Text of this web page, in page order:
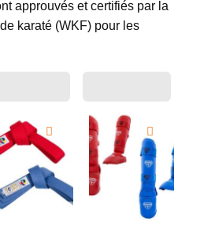
approuvés et certifiés par la
karaté (WKF) pour les